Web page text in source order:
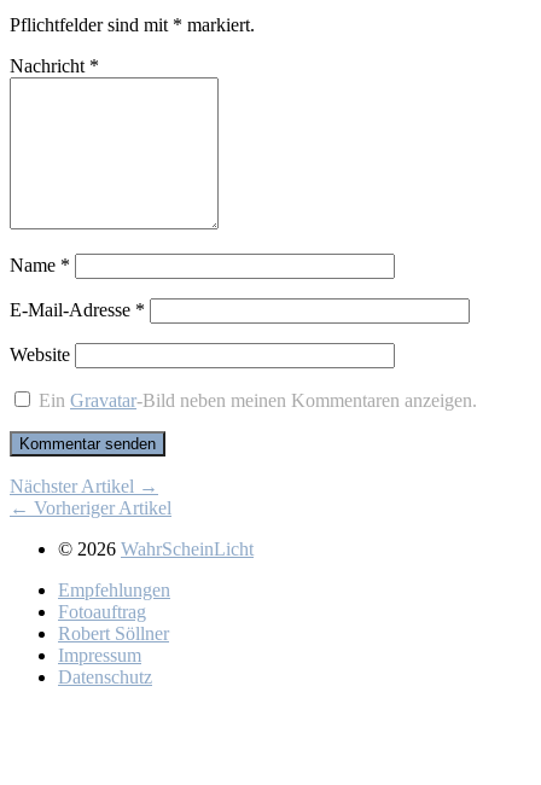
Pflichtfelder sind mit * markiert.
Nachricht *
Name *
E-Mail-Adresse *
Website
EinGravatar-Bild neben meinen Kommentaren anzeigen.
Nächster Artikel →
← Vorheriger Artikel
© 2026 WahrScheinLicht
Emp­feh­lun­gen
Fo­to­auf­trag
Ro­bert Söll­ner
Im­pres­sum
Da­ten­schutz